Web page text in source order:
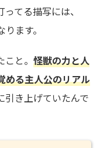
てる描写には、
ます。
と。 怪獣の力と人
める主人公のリアル
引き上げていたんで